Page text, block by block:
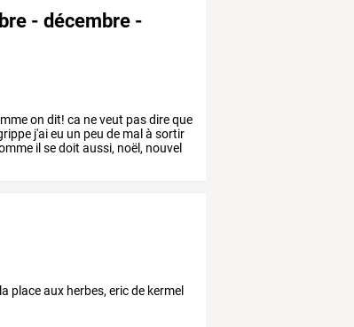
- décembre -
on dit! ca neveut pasdireque
j'aieu un peu de mal à sortir
il sedoit aussi, noël, nouvel
place aux herbes, eric de kermel